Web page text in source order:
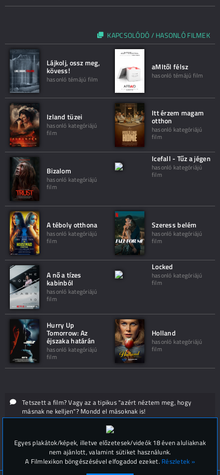
KAPCSOLÓDÓ / HASONLÓ FILMEK
Lájkolj, ossz meg,
kövess!
hasonló témájú film
aMItől félsz
hasonló témájú film
Izland tüzei
hasonló kategóriájú
film
Itt érzem magam
otthon
hasonló kategóriájú
film
Bizalom
hasonló kategóriájú
film
Icefall - Tűz a jégen
hasonló kategóriájú
film
A téboly otthona
hasonló kategóriájú
film
Szeress belém
hasonló kategóriájú
film
A nő a tízes
kabinból
hasonló kategóriájú
film
Locked
hasonló kategóriájú
film
Hurry Up
Tomorrow: Az
éjszaka határán
hasonló kategóriájú
film
Holland
hasonló kategóriájú
film
Tetszett a film? Vagy az a tipikus "azért néztem meg, hogy
másnak ne kelljen"? Mondd el másoknak is!
Hozzászólások (
Egyes plakátok/képek, illetve előzetesek/videók 18 éven aluliaknak
nem ajánlott, valamint sütiket használunk.
A Filmlexikon böngészésével elfogadod ezeket. Részletek »